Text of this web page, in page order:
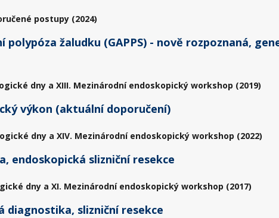
postupy (2024)
žaludku (GAPPS) - nově rozpoznaná,
dny a XIII. Mezinárodní endoskopický workshop (2019)
výkon (aktuální doporučení)
dny a XIV. Mezinárodní endoskopický workshop (2022)
endoskopická slizniční resekce
dny a XI. Mezinárodní endoskopický workshop (2017)
diagnostika, slizniční resekce